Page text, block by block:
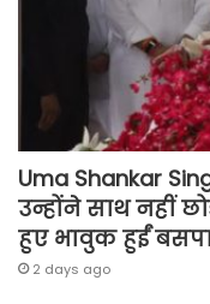
Uma Shankar
उन्होंने साथ नहीं
हुए भावुक हुईं बसपा
2 days ago